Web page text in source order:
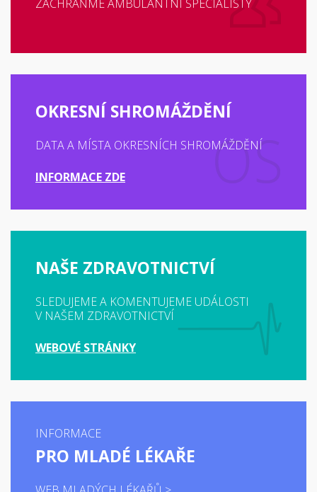
ZACHRAŇME AMBULANTNÍ SPECIALISTY
OKRESNÍ SHROMÁŽDĚNÍ
DATA A MÍSTA OKRESNÍCH SHROMÁŽDĚNÍ
INFORMACE ZDE
NAŠE ZDRAVOTNICTVÍ
SLEDUJEME A KOMENTUJEME UDÁLOSTI
V NAŠEM ZDRAVOTNICTVÍ
WEBOVÉ STRÁNKY
INFORMACE
PRO MLADÉ LÉKAŘE